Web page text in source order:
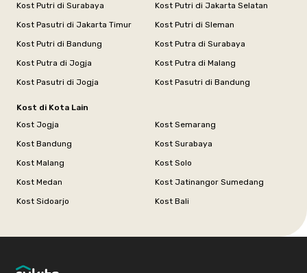
Kost Putri di Surabaya
Kost Putri di Jakarta Selatan
Kost Pasutri di Jakarta Timur
Kost Putri di Sleman
Kost Putri di Bandung
Kost Putra di Surabaya
Kost Putra di Jogja
Kost Putra di Malang
Kost Pasutri di Jogja
Kost Pasutri di Bandung
Kost di Kota Lain
Kost Jogja
Kost Semarang
Kost Bandung
Kost Surabaya
Kost Malang
Kost Solo
Kost Medan
Kost Jatinangor Sumedang
Kost Sidoarjo
Kost Bali